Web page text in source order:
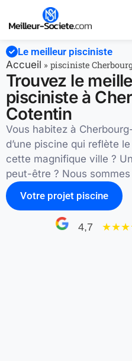
Le meilleur pisciniste
Accueil » pisciniste
Trouvez le
pisciniste à
Cotentin
Vous habitez à
d’une piscine qui reflète
cette magnifique ville ?
peut-être ? Nous
Votre projet piscine
4,7